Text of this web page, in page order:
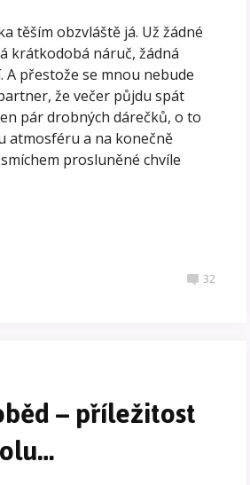
těším obzvláště já. Už žádné
krátkodobá náruč, žádná
A přestože se mnou nebude
že večer půjdu spát
pár drobných dárečků, o to
atmosféru a na konečně
prosluněné chvíle
32
– příležitost